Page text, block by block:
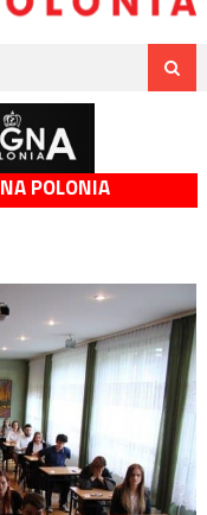
POLONIA